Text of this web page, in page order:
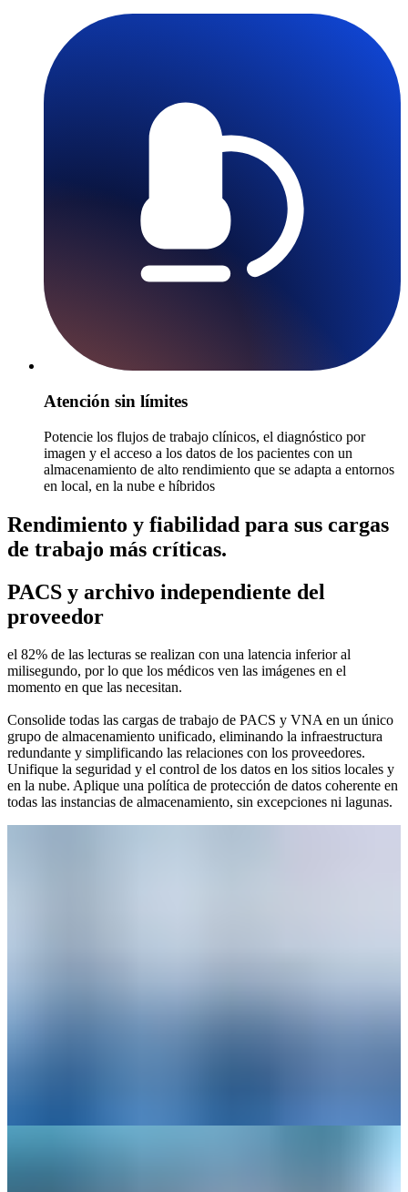
Atención sin límites
Potencie los flujos de trabajo clínicos, el diagnóstico por
imagen y el acceso a los datos de los pacientes con un
almacenamiento de alto rendimiento que se adapta a entornos
en local, en la nube e híbridos
Rendimiento y fiabilidad para sus cargas
de trabajo más críticas.
PACS y archivo independiente del
proveedor
el 82% de las lecturas se realizan con una latencia inferior al
milisegundo, por lo que los médicos ven las imágenes en el
momento en que las necesitan.
Consolide todas las cargas de trabajo de PACS y VNA en un único
grupo de almacenamiento unificado, eliminando la infraestructura
redundante y simplificando las relaciones con los proveedores.
Unifique la seguridad y el control de los datos en los sitios locales y
en la nube. Aplique una política de protección de datos coherente en
todas las instancias de almacenamiento, sin excepciones ni lagunas.